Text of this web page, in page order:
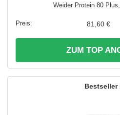
Weider Protein 80
81,60 €
ZUM TOP